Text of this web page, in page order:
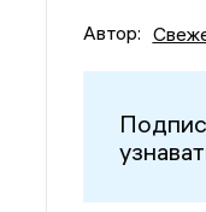
Автор: